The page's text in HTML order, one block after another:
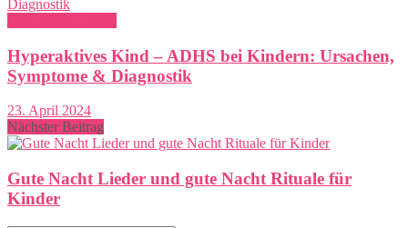
Hyperaktives Kind – ADHS bei Kindern: Ursachen,
Symptome & Diagnostik
23. April 2024
Nächster Beitrag
Gute Nacht Lieder und gute Nacht Rituale für
Kinder